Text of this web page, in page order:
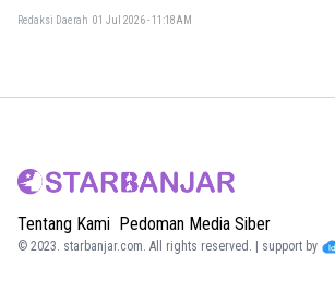
Redaksi Daerah 01 Jul 2026 - 11:18AM
Tentang Kami Pedoman Media Siber
© 2023. starbanjar.com. All rights reserved. | support by